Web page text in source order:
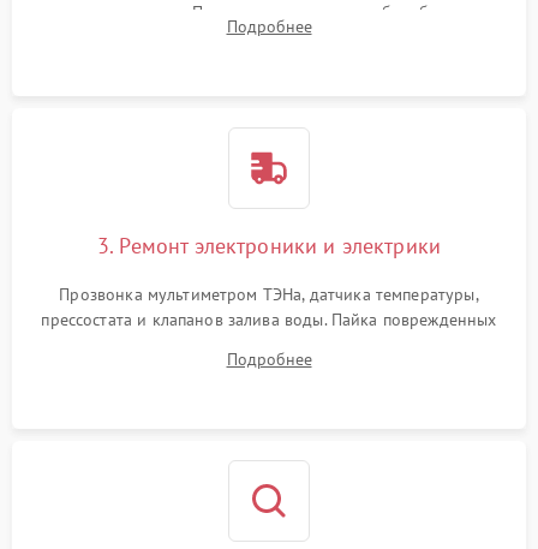
амортизаторов. Проверка подшипников барабана и
крестовины на износ, а манжеты люка на разрывы.
Подробнее
3. Ремонт электроники и электрики
Прозвонка мультиметром ТЭНа, датчика температуры,
прессостата и клапанов залива воды. Пайка поврежденных
Восстановление целостности проводки и контактов.
Подробнее